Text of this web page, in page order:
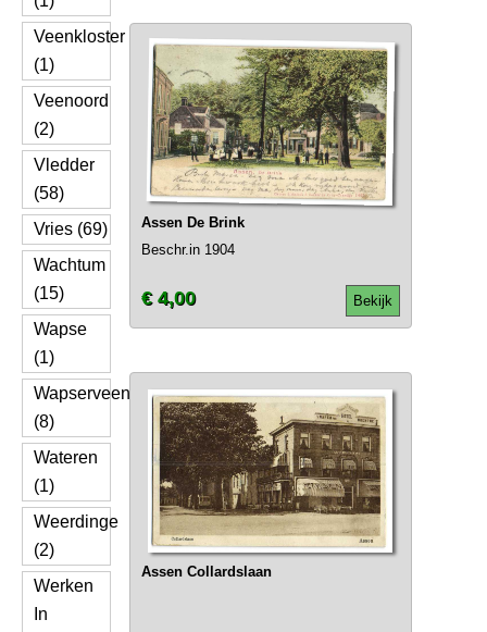
Veenkloster
(1)
Veenoord
(2)
Vledder
(58)
Vries (69)
Wachtum
(15)
Wapse
(1)
Wapserveen
(8)
Wateren
(1)
Weerdinge
(2)
Werken
In
Assen De Brink
Beschr.in 1904
Bekijk
€ 4,00
Assen Collardslaan